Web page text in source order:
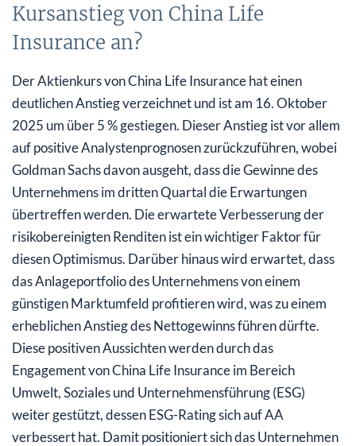
Kursanstieg von China Life
Insurance an?
Der Aktienkurs von China Life Insurance hat einen
deutlichen Anstieg verzeichnet und ist am 16. Oktober
2025 um über 5 % gestiegen. Dieser Anstieg ist vor allem
auf positive Analystenprognosen zurückzuführen, wobei
Goldman Sachs davon ausgeht, dass die Gewinne des
Unternehmens im dritten Quartal die Erwartungen
übertreffen werden. Die erwartete Verbesserung der
risikobereinigten Renditen ist ein wichtiger Faktor für
diesen Optimismus. Darüber hinaus wird erwartet, dass
das Anlageportfolio des Unternehmens von einem
günstigen Marktumfeld profitieren wird, was zu einem
erheblichen Anstieg des Nettogewinns führen dürfte.
Diese positiven Aussichten werden durch das
Engagement von China Life Insurance im Bereich
Umwelt, Soziales und Unternehmensführung (ESG)
weiter gestützt, dessen ESG-Rating sich auf AA
verbessert hat. Damit positioniert sich das Unternehmen